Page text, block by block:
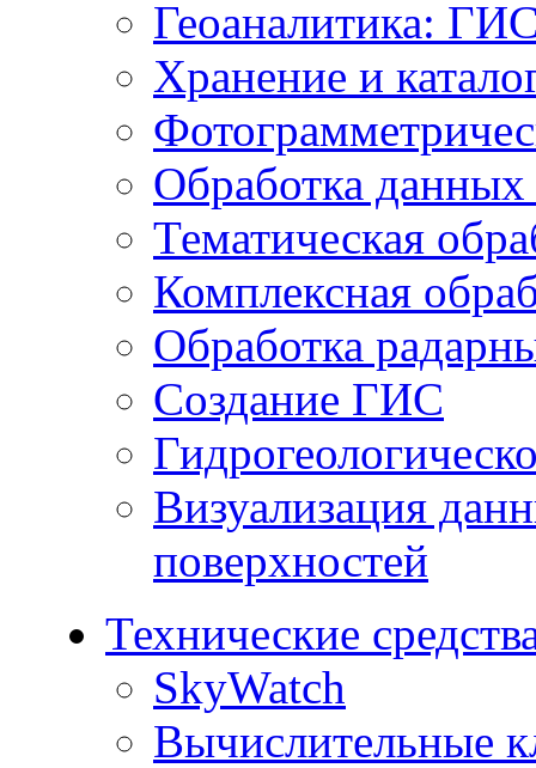
Геоаналитика:
Хранение и
Обработка
Тематическая
Комплексная
Обработка
Создание ГИС
Визуализация
поверхностей
Технические
SkyWatch
Вычислительные